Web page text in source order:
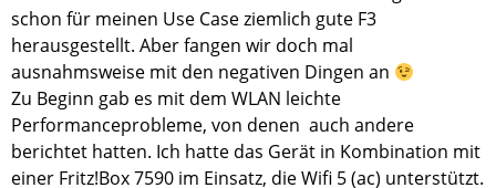
schon für meinen Use Case ziemlich gute F3
herausgestellt. Aber fangen wir doch mal
ausnahmsweise mit den negativen Dingen an
Zu Beginn gab es mit dem WLAN leichte
Performanceprobleme, von denen auch andere
berichtet hatten. Ich hatte das Gerät in Kombination mit
einer Fritz!Box 7590 im Einsatz, die Wifi 5 (ac) unterstützt.